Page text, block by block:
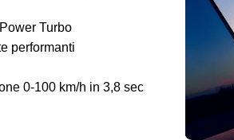
Turbo
performanti
0-100 km/h in 3,8 sec